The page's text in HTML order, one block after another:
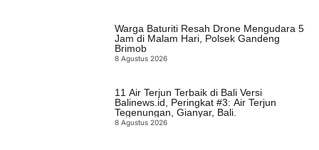
Warga Baturiti Resah Drone Mengudara 5
Jam di Malam Hari, Polsek Gandeng
Brimob
8 Agustus 2026
11 Air Terjun Terbaik di Bali Versi
Balinews.id, Peringkat #3: Air Terjun
Tegenungan, Gianyar, Bali.
8 Agustus 2026